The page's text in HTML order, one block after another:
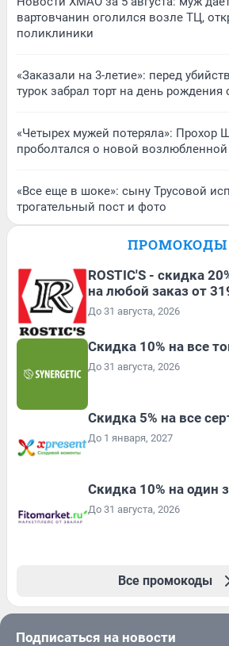
вартовчанин оголился возле ТЦ,
поликлиники
«Заказали на 3-летие»: перед
турок забрал торт на день рождения
«Четырех мужей потеряла»: Прохор
проболтался о новой возлюбленной
«Все еще в шоке»: сыну Трусовой
трогательный пост и фото
ПРОМОКОДЫ
ROSTIC'S - скидка
на любой заказ от
До 31 августа, 2026
Скидка 10% на все
До 31 августа, 2026
Скидка 5% на все
До 1 января, 2027
Скидка 10% на один
До 31 августа, 2026
Все промокоды
Подписаться на новости